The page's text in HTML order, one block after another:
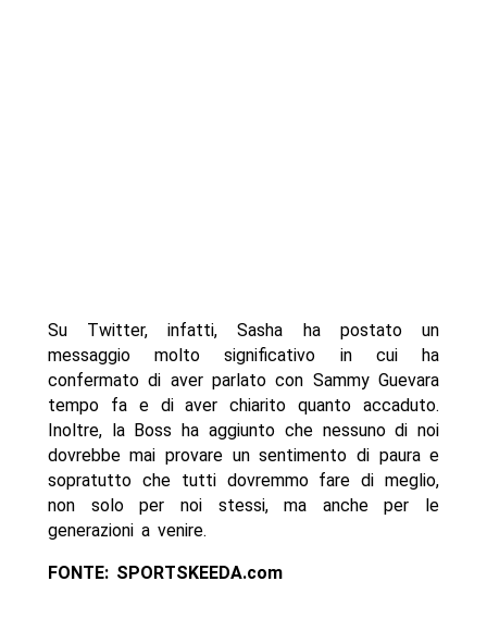
Su Twitter, infatti, Sasha ha postato un
messaggio molto significativo in cui ha
confermato di aver parlato con Sammy Guevara
tempo fa e di aver chiarito quanto accaduto.
Inoltre, la Boss ha aggiunto che nessuno di noi
dovrebbe mai provare un sentimento di paura e
sopratutto che tutti dovremmo fare di meglio,
non solo per noi stessi, ma anche per le
generazioni a venire.
FONTE: SPORTSKEEDA.com